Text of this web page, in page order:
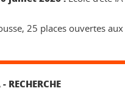
25 places ouvertes aux
RECHERCHE